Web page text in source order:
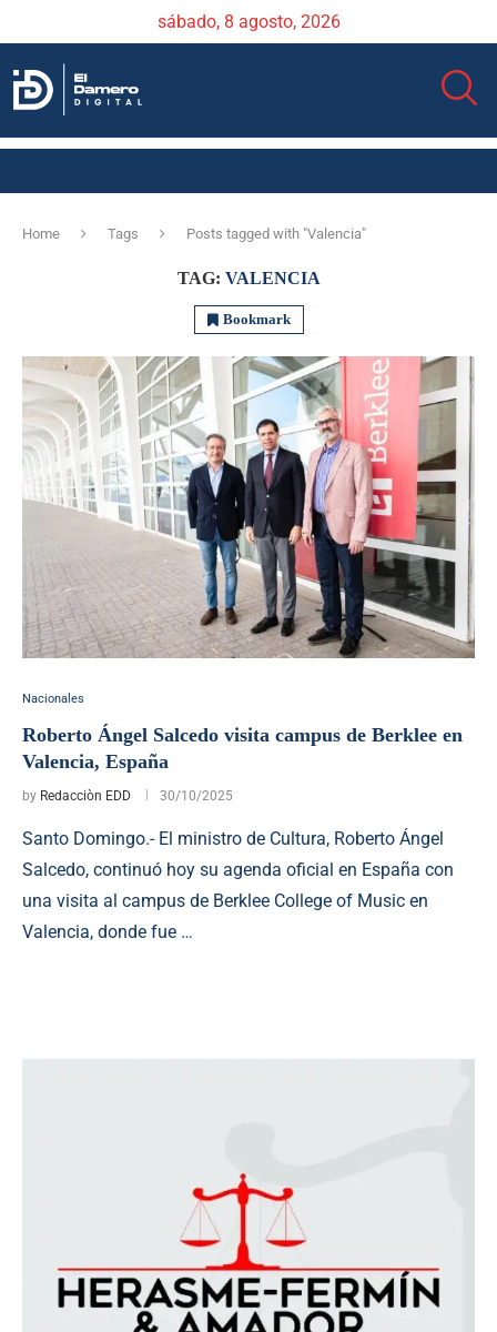
sábado, 8 agosto, 2026
Home Tags Posts tagged with "Valencia"
TAG: VALENCIA
Bookmark
Nacionales
Roberto Ángel Salcedo visita campus de Berklee en
Valencia, España
by Redacciòn EDD 30/10/2025
Santo Domingo.- El ministro de Cultura, Roberto Ángel
Salcedo, continuó hoy su agenda oficial en España con
una visita al campus de Berklee College of Music en
Valencia, donde fue …